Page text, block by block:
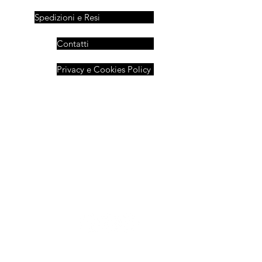
Spedizioni e Resi
Contatti
Privacy e Cookies Policy